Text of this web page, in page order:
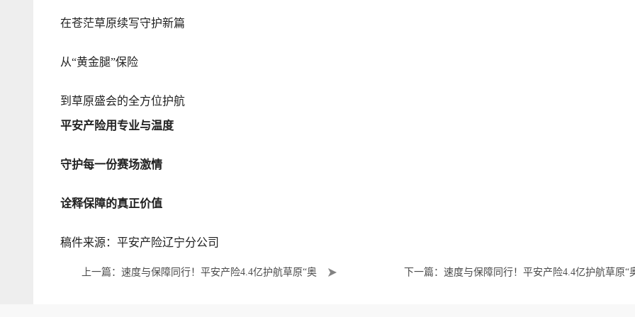
在苍茫草原续写守护新篇
从“黄金腿”保险
到草原盛会的全方位护航
平安产险用专业与温度
守护每一份赛场激情
诠释保障的真正价值
稿件来源：平安产险辽宁分公司
上一篇：速度与保障同行！平安产险4.4亿护航草原“奥 下一篇：速度与保障同行！平安产险4.4亿护航草原“